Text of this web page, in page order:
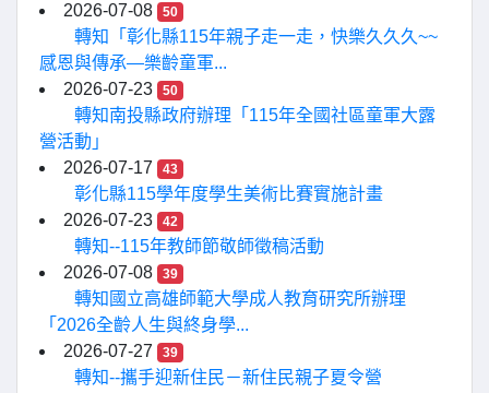
2026-07-08
50
轉知「彰化縣115年親子走一走，快樂久久久~~
感恩與傳承—樂齡童軍...
2026-07-23
50
轉知南投縣政府辦理「115年全國社區童軍大露
營活動」
2026-07-17
43
彰化縣115學年度學生美術比賽實施計畫
2026-07-23
42
轉知--115年教師節敬師徵稿活動
2026-07-08
39
轉知國立高雄師範大學成人教育研究所辦理
「2026全齡人生與終身學...
2026-07-27
39
轉知--攜手迎新住民－新住民親子夏令營